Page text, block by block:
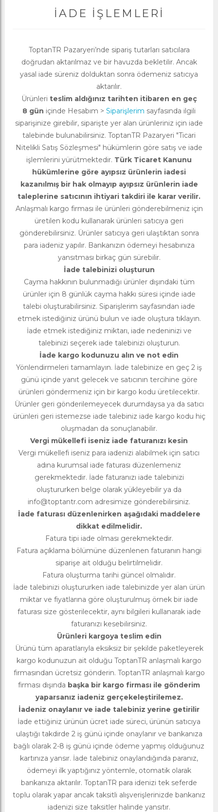
İADE İŞLEMLERI
ToptanTR Pazaryeri’nde sipariş tutarları satıcılara
doğrudan aktarılmaz ve bir havuzda bekletilir. Ancak
yasal iade süreniz dolduktan sonra ödemeniz satıcıya
aktarılır.
Ürünleri teslim aldığınız tarihten itibaren en geç
8 gün içinde Hesabım > Siparişlerim sayfasında ilgili
siparişinize girebilir, siparişte yer alan ürünleriniz için iade
talebinde bulunabilirsiniz. ToptanTR Pazaryeri "Ticari
Nitelikli Satış Sözleşmesi" hükümlerin göre satış ve iade
işlemlerini yürütmektedir. Türk Ticaret Kanunu
hükümlerine göre ayıpsız ürünlerin iadesi
kazanılmış bir hak olmayıp ayıpsız ürünlerin iade
taleplerine satıcının ihtiyari takdiri ile karar verilir.
Anlaşmalı kargo firması ile ürünleri gönderebilmeniz için
üretilen kodu kullanarak ürünleri satıcıya geri
gönderebilirsiniz. Ürünler satıcıya geri ulaştıktan sonra
para iadeniz yapılır. Bankanızın ödemeyi hesabınıza
yansıtması birkaç gün sürebilir.
İade talebinizi oluşturun
Cayma hakkının bulunmadığı ürünler dışındaki tüm
ürünler için 8 günlük cayma hakkı süresi içinde iade
talebi oluşturabilirsiniz. Siparişlerim sayfasından iade
etmek istediğiniz ürünü bulun ve iade oluştura tıklayın.
İade etmek istediğiniz miktarı, iade nedeninizi ve
talebinizi seçerek iade talebinizi oluşturun.
İade kargo kodunuzu alın ve not edin
Yönlendirmeleri tamamlayın. İade talebinize en geç 2 iş
günü içinde yanıt gelecek ve satıcının tercihine göre
ürünleri göndermeniz için bir kargo kodu üretilecektir.
Ürünler geri gönderilemeyecek durumdaysa ya da satıcı
ürünleri geri istemezse iade talebiniz iade kargo kodu hiç
oluşmadan da sonuçlanabilir.
Vergi mükellefi iseniz iade faturanızı kesin
Vergi mükellefi iseniz para iadenizi alabilmek için satıcı
adına kurumsal iade faturası düzenlemeniz
gerekmektedir. İade faturanızı iade talebinizi
oluştururken belge olarak yükleyebilir ya da
info@toptantr.com adresimize gönderebilirsiniz.
İade faturası düzenlenirken aşağıdaki maddelere
dikkat edilmelidir.
Fatura tipi iade olması gerekmektedir.
Fatura açıklama bölümüne düzenlenen faturanın hangi
siparişe ait olduğu belirtilmelidir.
Fatura oluşturma tarihi güncel olmalıdır.
İade talebinizi oluştururken iade talebinizde yer alan ürün
miktar ve fiyatlarına göre oluşturulmuş örnek bir iade
faturası size gösterilecektir, aynı bilgileri kullanarak iade
faturanızı kesebilirsiniz.
Ürünleri kargoya teslim edin
Ürünü tüm aparatlarıyla eksiksiz bir şekilde paketleyerek
kargo kodunuzun ait olduğu ToptanTR anlaşmalı kargo
firmasından ücretsiz gönderin. ToptanTR anlaşmalı kargo
firması dışında başka bir kargo firması ile gönderim
yaparsanız iadeniz gerçekeleştirilemez.
İadeniz onaylanır ve iade talebiniz yerine getirilir
İade ettiğiniz ürünün ücret iade süreci, ürünün satıcıya
ulaştığı takdirde 2 iş günü içinde onaylanır ve bankanıza
bağlı olarak 2-8 iş günü içinde ödeme yapmış olduğunuz
kartınıza yansır. İade talebiniz onaylandığında paranız,
ödemeyi ilk yaptığınız yöntemle, otomatik olarak
bankanıza aktarılır. ToptanTR para idenizi tek seferde
toplu olarak yapar ancak taksitli alışverişlerinizde bankanız
iadenizi size taksitler halinde yansıtır.